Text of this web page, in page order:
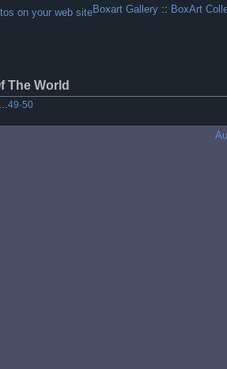
Boxart Gallery :: BoxArt
The World
49·50